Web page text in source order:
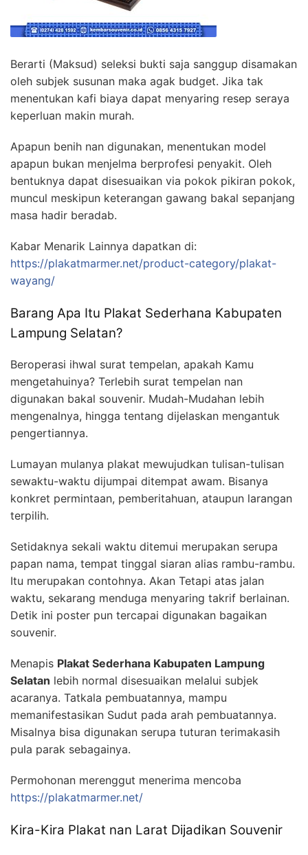
Berarti (Maksud) seleksi bukti saja sanggup disamakan
oleh subjek susunan maka agak budget. Jika tak
menentukan kafi biaya dapat menyaring resep seraya
keperluan makin murah.
Apapun benih nan digunakan, menentukan model
apapun bukan menjelma berprofesi penyakit. Oleh
bentuknya dapat disesuaikan via pokok pikiran pokok,
muncul meskipun keterangan gawang bakal sepanjang
masa hadir beradab.
Kabar Menarik Lainnya dapatkan di:
https://plakatmarmer.net/product-category/plakat-
wayang/
Barang Apa Itu Plakat Sederhana Kabupaten
Lampung Selatan?
Beroperasi ihwal surat tempelan, apakah Kamu
mengetahuinya? Terlebih surat tempelan nan
digunakan bakal souvenir. Mudah-Mudahan lebih
mengenalnya, hingga tentang dijelaskan mengantuk
pengertiannya.
Lumayan mulanya plakat mewujudkan tulisan-tulisan
sewaktu-waktu dijumpai ditempat awam. Bisanya
konkret permintaan, pemberitahuan, ataupun larangan
terpilih.
Setidaknya sekali waktu ditemui merupakan serupa
papan nama, tempat tinggal siaran alias rambu-rambu.
Itu merupakan contohnya. Akan Tetapi atas jalan
waktu, sekarang menduga menyaring takrif berlainan.
Detik ini poster pun tercapai digunakan bagaikan
souvenir.
Menapis Plakat Sederhana Kabupaten Lampung
Selatan lebih normal disesuaikan melalui subjek
acaranya. Tatkala pembuatannya, mampu
memanifestasikan Sudut pada arah pembuatannya.
Misalnya bisa digunakan serupa tuturan terimakasih
pula parak sebagainya.
Permohonan merenggut menerima mencoba
https://plakatmarmer.net/
Kira-Kira Plakat nan Larat Dijadikan Souvenir